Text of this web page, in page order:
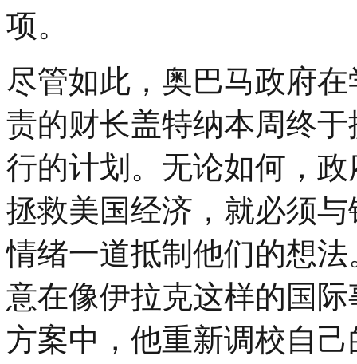
项。
尽管如此，奥巴马政府
责的财长盖特纳本周终
行的计划。无论如何，
拯救美国经济，就必须
情绪一道抵制他们的想
意在像伊拉克这样的国
方案中，他重新调校自